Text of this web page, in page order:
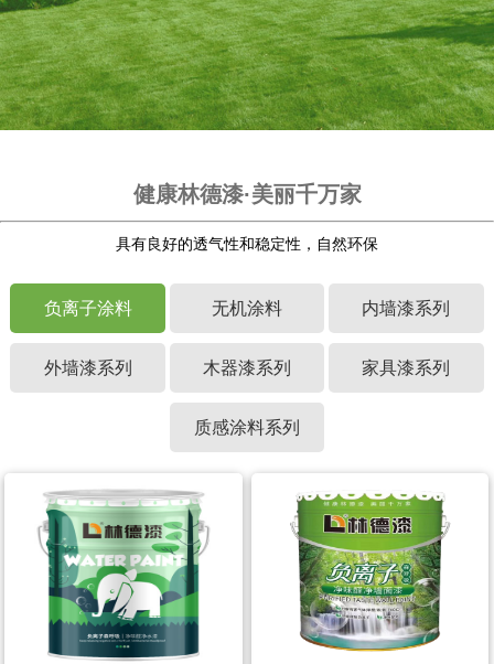
健康林德漆·美丽千万家
具有良好的透气性和稳定性，自然环保
负离子涂料 无机涂料 内墙漆系列
外墙漆系列 木器漆系列 家具漆系列
质感涂料系列